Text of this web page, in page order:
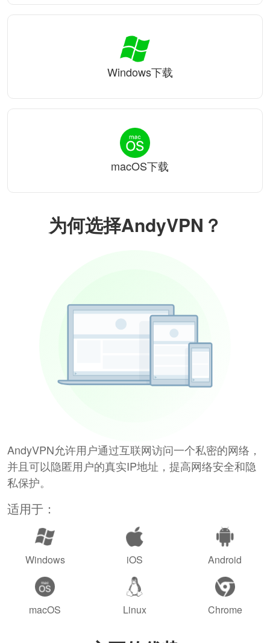
为何选择AndyVPN？
AndyVPN允许用户通过互联网访问一个私密的网络，
并且可以隐匿用户的真实IP地址，提高网络安全和隐
私保护。
适用于：
Windows iOS Android
macOS Linux Chrome
Windows下载
macOS下载